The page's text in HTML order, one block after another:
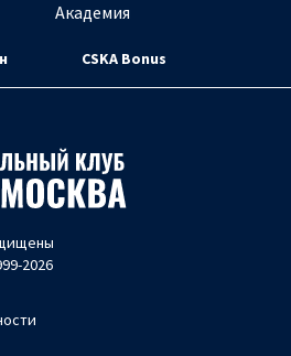
Академия
CSKA Bonus
2026